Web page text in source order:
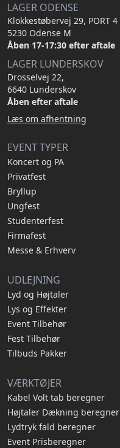
LAGER ODENSE
Klokkestøbervej 29, PORT 4
5230 Odense M
Åben 17-17:30 efter aftale
LAGER LUNDERSKOV
Drosselvej 22,
6640 Lunderskov
Åben efter aftale
Læs om afhentning
EVENT TYPER
Koncert og PA
Privatfest
Bryllup
Ungfest
Studenterfest
Firmafest
Messe & Erhverv
UDLEJNING
Lyd og Højtaler
Lys og Effekter
Event Tilbehør
Fest Tilbehør
Tilbuds Pakker
VÆRKTØJER
Kabel Volt tab beregner
Højtaler Dækning beregner
Lydtryk fald beregner
Event Prisberegner